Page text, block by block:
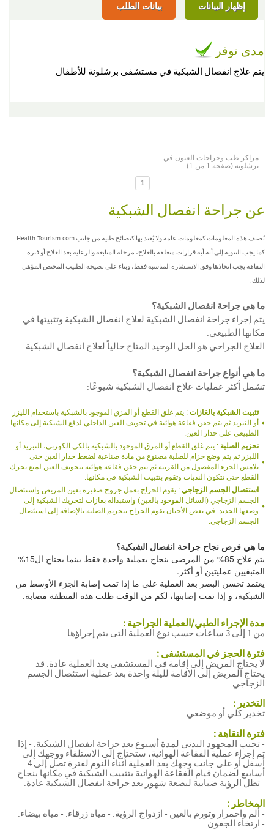
إظهار البيانات بيانات الطلب
مدى توفر
يتم علاج انفصال الشبكية في مستشفى برشلونة للأطفال
مراكز طب وجراحات العيون في
برشلونة (صفحة 1 من 1)
1
عن جراحة انفصال الشبكية
تُصنف هذه المعلومات كمعلومات عامة ولا يُعتد بها كنصائح طبية من جانب Health-Tourism.com.
كما يجب التنويه إلى أنه أية قرارات متعلقة بالعلاج، مرحلة المتابعة والرعاية بعد العلاج أو فترة
النقاهة يجب اتخاذها وفق الاستشارة المناسبة فقط، وبناء على نصيحة الطبيب المختص المؤهل
لذلك.
ما هي جراحة انفصال الشبكية؟
يتم إجراء جراحة انفصال الشبكية لعلاج انفصال الشبكية وتثبيتها في
مكانها الطبيعي.
العلاج الجراحي هو الحل الوحيد المتاح حالياً لعلاج انفصال الشبكية.
ما هي أنواع جراحة انفصال الشبكية؟
تشمل أكثر عمليات علاج انفصال الشبكية شيوعًا:
تثبيت الشبكية بالغازات : يتم غلق القطع أو المزق الموجود بالشبكية باستخدام الليزر
أو التبريد ثم يتم حقن فقاعة هوائية في تجويف العين الداخلي لدفع الشبكية إلى مكانها
الطبيعي على جدار العين.
تحزيم الصلبة : يتم غلق القطع أو المزق الموجود بالشبكية بالكي الكهربي، التبريد أو
الليزر ثم يتم وضع حزام للصلبة مصنوع من مادة صناعية لضغط جدار العين حتى
يلامس الجزء المفصول من القرنية ثم يتم حقن فقاعة هوائية بتجويف العين لمنع تحرك
القطع حتى تتكون الندبات وتقوم بتثبيت الشبكية في مكانها.
استئصال الجسم الزجاجي : يقوم الجراح بعمل جروح صغيرة بعين المريض واستئصال
الجسم الزجاجي (السائل الموجود بالعين) واستبداله بغازات لتحريك الشبكية إلى
وضعها الجديد. في بعض الأحيان يقوم الجراح بتحزيم الصلبة بالإضافة إلى استئصال
الجسم الزجاجي.
ما هي فرص نجاح جراحة انفصال الشبكية؟
يتم علاج 85% من المرضى بنجاح بعملية واحدة فقط بينما يحتاج ال15%
المتبقيين عمليتين أو أكثر.
يعتمد تحسن البصر بعد العملية على ما إذا تمت إصابة الجزء الأوسط من
الشبكية، و إذا تمت إصابتها، لكم من الوقت ظلت هذه المنطقة مصابة.
مدة الإجراء الطبي/العملية الجراحية :
من 1 إلى 3 ساعات حسب نوع العملية التى يتم إجراؤها
فترة الحجز في المستشفى :
لا يحتاج المريض إلى إقامة في المستشفى بعد العملية عادة. قد
يحتاج المريض إلى الإقامة لليلة واحدة بعد عملية استئصال الجسم
الزجاجي.
التخدير :
تخدير كلي أو موضعي
فترة النقاهة :
- تجنب المجهود البدني لمدة أسبوع بعد جراحة انفصال الشبكية. - إذا
تم إجراء عملية الفقاعة الهوائية، ستحتاج إلى الاستلقاء ووجهك إلى
أسفل أو على جانب وجهك بعد العملية أثناء النوم لفترة تصل إلى 4
أسابيع لضمان قيام الفقاعة الهوائية بتثبيت الشبكية في مكانها بنجاح.
- تظل الرؤية ضبابية لبضعة شهور بعد جراحة انفصال الشبكية عادة.
المخاطر :
- ألم واحمرار وتورم بالعين - ازدواج الرؤية. - مياه زرقاء. - مياه بيضاء.
- ارتخاء الجفون.